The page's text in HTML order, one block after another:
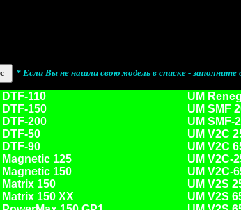
* Если Вы не нашли свою модель в списке -
DTF-110
DTF-150
DTF-200
DTF-50
DTF-90
Magnetic 125
Magnetic 150
Matrix 150
Matrix 150 XX
UM
UM SMF
UM SMF-
UM V2C
UM V2C
UM V2C-
UM V2C-
UM V2S
UM V2S